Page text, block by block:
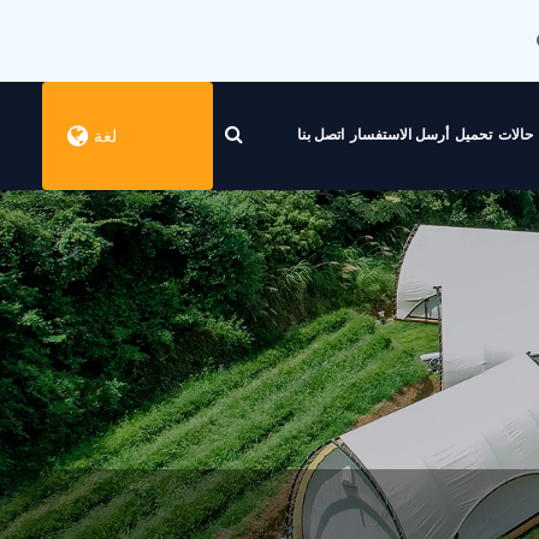
حالات تحميل أرسل الاستفسار اتصل بنا لغة